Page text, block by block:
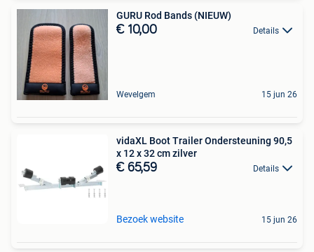
GURU Rod Bands (NIEUW)
€ 10,00 Details
Wevelgem 15 jun 26
vidaXL Boot Trailer Ondersteuning 90,5
x 12 x 32 cm zilver
€ 65,59 Details
Bezoek website 15 jun 26